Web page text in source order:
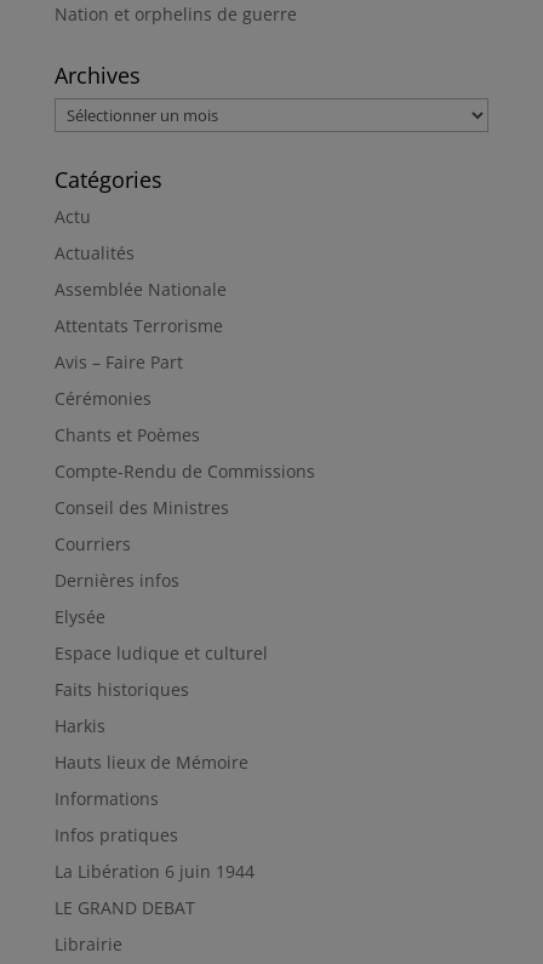
Nation et orphelins de guerre
Archives
Archives
Catégories
Actu
Actualités
Assemblée Nationale
Attentats Terrorisme
Avis – Faire Part
Cérémonies
Chants et Poèmes
Compte-Rendu de Commissions
Conseil des Ministres
Courriers
Dernières infos
Elysée
Espace ludique et culturel
Faits historiques
Harkis
Hauts lieux de Mémoire
Informations
Infos pratiques
La Libération 6 juin 1944
LE GRAND DEBAT
Librairie